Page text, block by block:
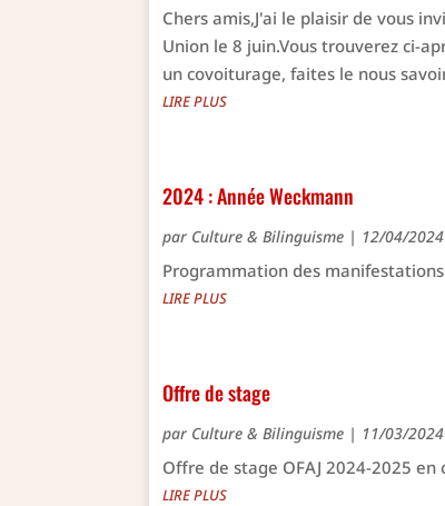
Chers amis,J'ai le plaisir de vous
Union le 8 juin.Vous trouverez ci-
un covoiturage, faites le nous
LIRE PLUS
2024 : Année Weckmann
par Culture & Bilinguisme | 12/04/2024
Programmation des
LIRE PLUS
Offre de stage
par Culture & Bilinguisme | 11/03/2024
Offre de stage OFAJ 2024-2025
LIRE PLUS